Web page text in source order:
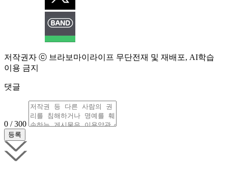
저작권자 ⓒ 브라보마이라이프 무단전재 및 재배포, AI학습
이용 금지
댓글
0 / 300